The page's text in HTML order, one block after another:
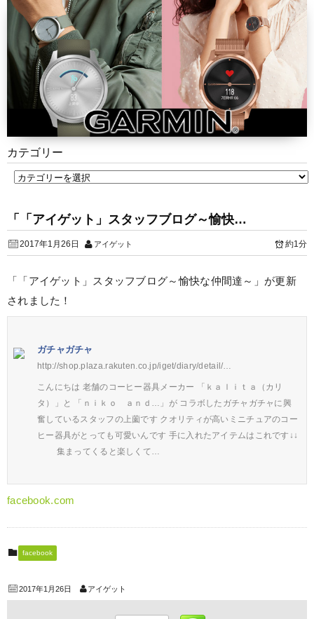
カテゴリー
「「アイゲット」スタッフブログ～愉快…
2017年1月26日 アイゲット 約1分
「「アイゲット」スタッフブログ～愉快な仲間達～」が更新
されました！
ガチャガチャ
http://shop.plaza.rakuten.co.jp/iget/diary/detail/…
こんにちは 老舗のコーヒー器具メーカー 「ｋａｌｉｔａ（カリ
タ）」と 「ｎｉｋｏ ａｎｄ…」が コラボしたガチャガチャに興
奮しているスタッフの上薗です クオリティが高いミニチュアのコー
ヒー器具がとっても可愛いんです 手に入れたアイテムはこれです↓↓
集まってくると楽しくて…
facebook.com
facebook
2017年1月26日 アイゲット